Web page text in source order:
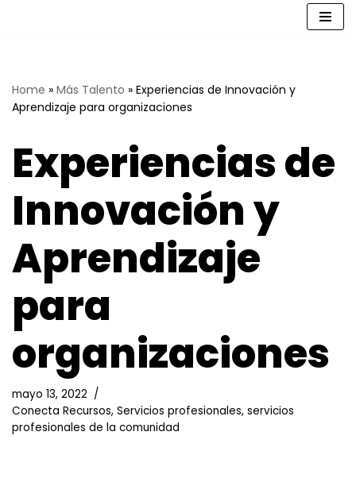
Home » Más Talento » Experiencias de Innovación y
Aprendizaje para organizaciones
Experiencias de
Innovación y
Aprendizaje
para
organizaciones
mayo 13, 2022
Conecta Recursos, Servicios profesionales, servicios
profesionales de la comunidad